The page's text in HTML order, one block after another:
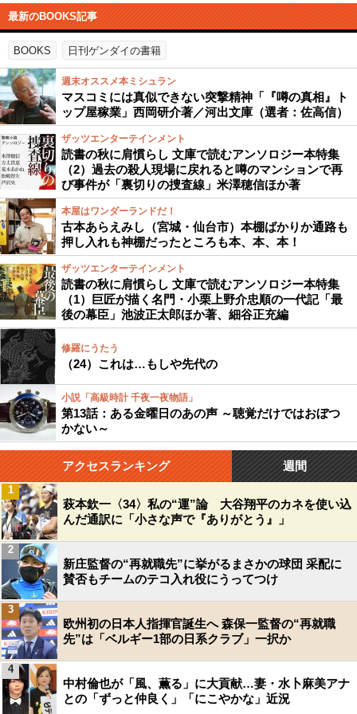
最新のBOOKS記事
BOOKS 日刊ゲンダイの書籍
週末オススメ本ミシュラン
マスコミには真似できない突撃精神「『噂の真相』ト
ップ屋稼業」西岡研介著／河出文庫（選者：佐高信）
ザッツエンターテインメント
読書の秋に肩慣らし 文庫で読むアンソロジー本特集
（2）過去の殺人現場に戻れると噂のマンションで再
び事件が「裏切りの捜査線」米澤穂信ほか著
本屋はワンダーランドだ！
古本あらえみし（宮城・仙台市）本棚ばかりか通路も
押し入れも神棚だったところも本、本、本！
ザッツエンターテインメント
読書の秋に肩慣らし 文庫で読むアンソロジー本特集
（1）巨匠が描く名門・小栗上野介忠順の一代記「最
後の幕臣」池波正太郎ほか著、細谷正充編
修羅にうたう
（24）これは…もしや先代の
小説「高級時計 千夜一夜物語」
第13話：ある金曜日のあの声 ～聴覚だけではおぼつ
かない～
アクセスランキング 週間
萩本欽一〈34〉私の“運”論 大谷翔平のカネを使い込
んだ通訳に「小さな声で『ありがとう』」
1
新庄監督の“再就職先”に挙がるまさかの球団 采配に
賛否もチームのテコ入れ役にうってつけ
2
欧州初の日本人指揮官誕生へ 森保一監督の“再就職
先”は「ベルギー1部の日系クラブ」一択か
3
中村倫也が「風、薫る」に大貢献…妻・水卜麻美アナ
との「ずっと仲良く」「にこやかな」近況
4